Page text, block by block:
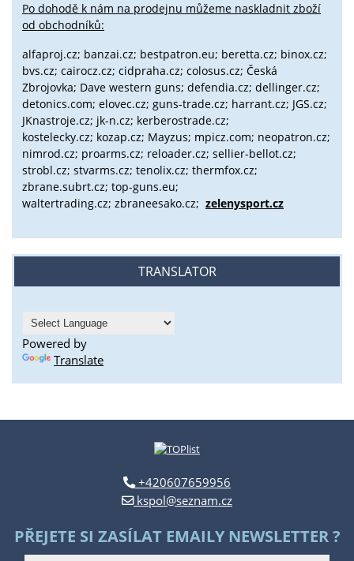
Po dohodě k nám na prodejnu můžeme naskladnit zboží
od obchodníků:
alfaproj.cz; banzai.cz; bestpatron.eu; beretta.cz; binox.cz;
bvs.cz; cairocz.cz; cidpraha.cz; colosus.cz; Česká
Zbrojovka; Dave western guns; defendia.cz; dellinger.cz;
detonics.com; elovec.cz; guns-trade.cz; harrant.cz; JGS.cz;
JKnastroje.cz; jk-n.cz; kerberostrade.cz;
kostelecky.cz; kozap.cz; Mayzus; mpicz.com; neopatron.cz;
nimrod.cz; proarms.cz; reloader.cz; sellier-bellot.cz;
strobl.cz; stvarms.cz; tenolix.cz; thermfox.cz;
zbrane.subrt.cz; top-guns.eu;
waltertrading.cz; zbraneesako.cz; zelenysport.cz
TRANSLATOR
Powered by
Translate
+420607659956
kspol@seznam.cz
PŘEJETE SI ZASÍLAT EMAILY NEWSLETTER ?